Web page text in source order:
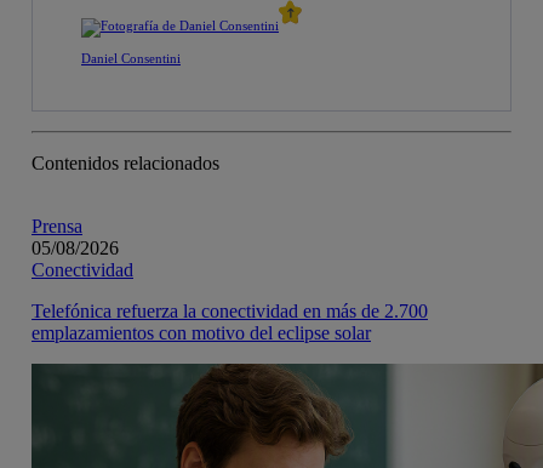
Daniel Consentini
Contenidos relacionados
Prensa
05/08/2026
Conectividad
Telefónica refuerza la conectividad en más de 2.700
emplazamientos con motivo del eclipse solar